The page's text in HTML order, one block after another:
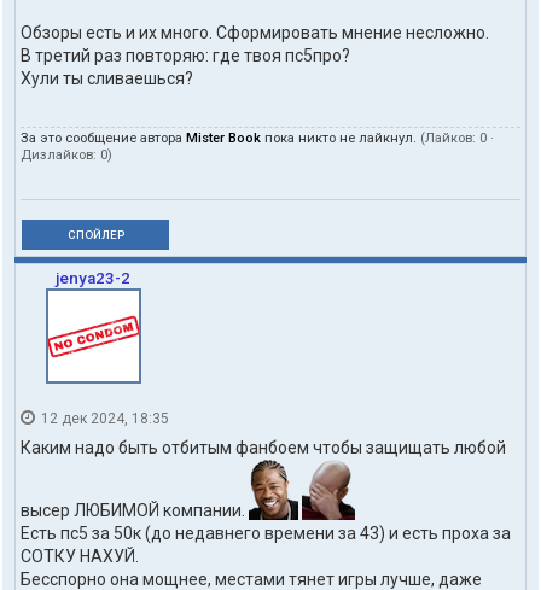
Обзоры есть и их много. Сформировать мнение несложно.
В третий раз повторяю: где твоя пс5про?
Хули ты сливаешься?
За это сообщение автора Mister Book пока никто не лайкнул. (Лайков: 0 ·
Дизлайков: 0)
СПОЙЛЕР
jenya23-2
12 дек 2024, 18:35
Каким надо быть отбитым фанбоем чтобы защищать любой
высер ЛЮБИМОЙ компании.
Есть пс5 за 50к (до недавнего времени за 43) и есть проха за
СОТКУ НАХУЙ.
Бесспорно она мощнее, местами тянет игры лучше, даже